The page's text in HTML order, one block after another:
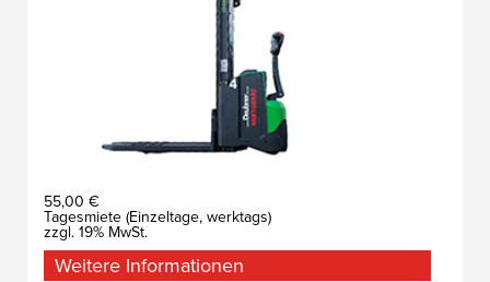
55,00 €
Tagesmiete (Einzeltage, werktags)
zzgl. 19% MwSt.
Weitere Informationen